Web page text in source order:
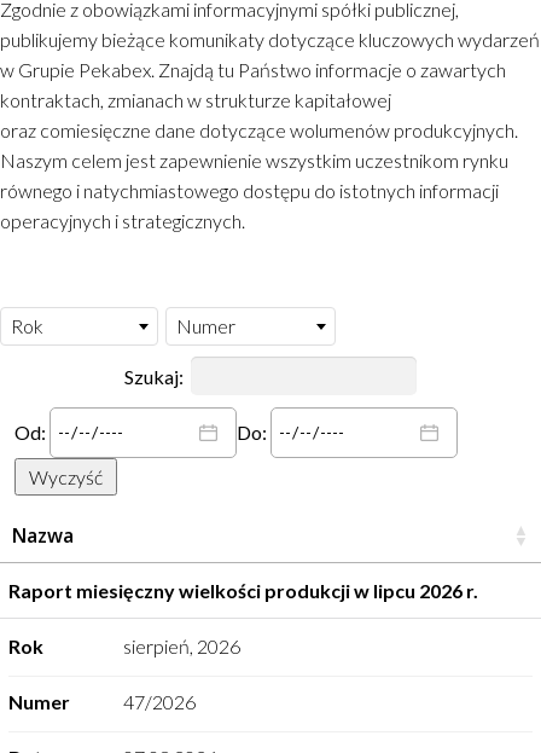
Zgodnie z obowiązkami informacyjnymi spółki publicznej,
publikujemy bieżące komunikaty dotyczące kluczowych wydarzeń
w Grupie Pekabex. Znajdą tu Państwo informacje o zawartych
kontraktach, zmianach w strukturze kapitałowej
oraz comiesięczne dane dotyczące wolumenów produkcyjnych.
Naszym celem jest zapewnienie wszystkim uczestnikom rynku
równego i natychmiastowego dostępu do istotnych informacji
operacyjnych i strategicznych.
Rok Numer
Szukaj:
Od:
Do:
Wyczyść
nazwa
Raport miesięczny wielkości produkcji w lipcu 2026 r.
Rok sierpień 2026
Numer 47/2026